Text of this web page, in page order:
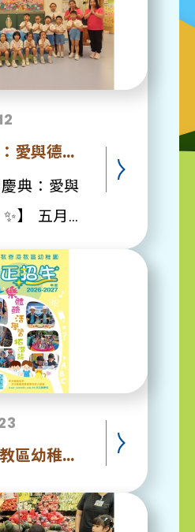
觀察調音
著他憑藉
熟練的雙
校每個音
深感佩
僅讓大家
業，更明
追求共融
學們學會
、尊重差
自己的精
聖母月慶典：愛與德行的傳承
慶典：愛與
】 ​五月
充滿了恩
特別舉行
邀請全校
，與孩子
母媽媽的
活動亮
：孩子
活片段，
禱 ：家
天主教香港教區幼稚園--現正招生